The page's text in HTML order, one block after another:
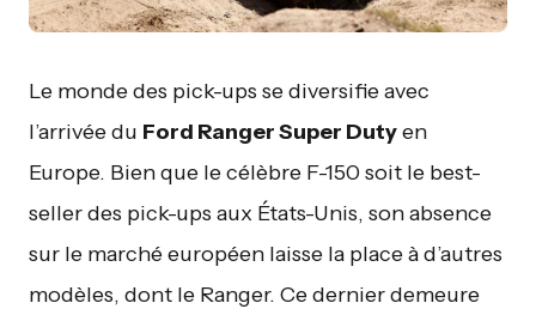
Le monde des pick-ups se diversifie avec
l’arrivée du Ford Ranger Super Dutyen
Europe. Bien que le célèbre F-150 soit le best-
seller des pick-ups aux États-Unis, son absence
sur le marché européen laisse la place à d’autres
modèles, dont le Ranger. Ce dernier demeure